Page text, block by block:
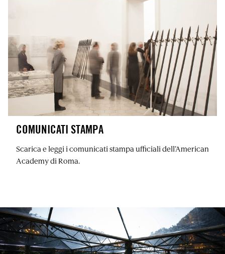
COMUNICATI STAMPA
Scarica e leggi i comunicati stampa ufficiali dell’American
Academy di Roma.